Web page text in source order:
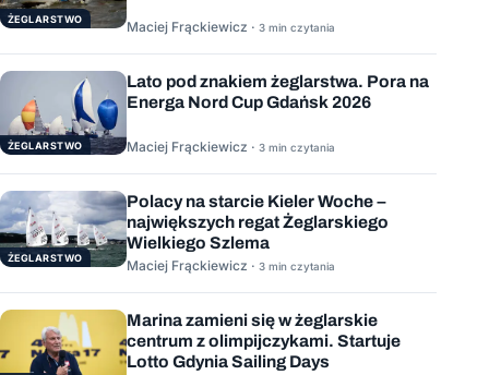
ŻEGLARSTWO Maciej Frąckiewicz · 3 min czytania
ŻEGLARSTWO
Lato pod znakiem żeglarstwa. Pora na
Energa Nord Cup Gdańsk 2026
Maciej Frąckiewicz · 3 min czytania
ŻEGLARSTWO
Polacy na starcie Kieler Woche –
największych regat Żeglarskiego
Wielkiego Szlema
Maciej Frąckiewicz · 3 min czytania
Marina zamieni się w żeglarskie
centrum z olimpijczykami. Startuje
Lotto Gdynia Sailing Days